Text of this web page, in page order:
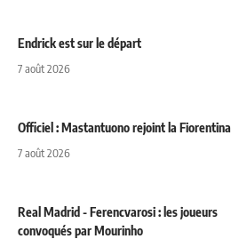
Endrick est sur le départ
7 août 2026
Officiel : Mastantuono rejoint la Fiorentina
7 août 2026
Real Madrid - Ferencvarosi : les joueurs
convoqués par Mourinho